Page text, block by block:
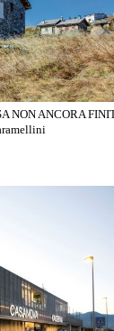
NON ANCORA